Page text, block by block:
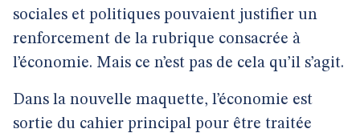
sociales et politiques pouvaient justifier un
renforcement de la rubrique consacrée à
l’économie. Mais ce n’est pas de cela qu’il s’agit.
Dans la nouvelle maquette, l’économie est
sortie du cahier principal pour être traitée